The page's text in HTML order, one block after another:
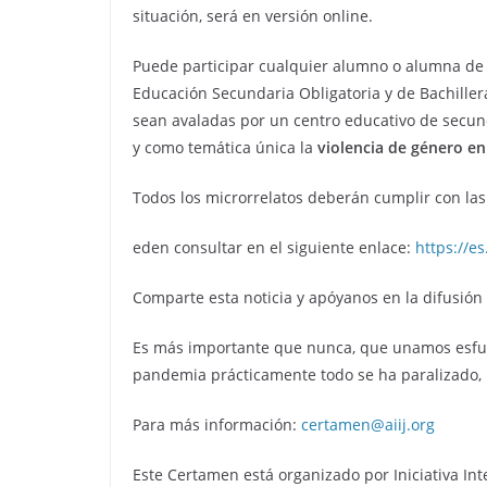
situación, será en versión online.
Puede participar cualquier alumno o alumna de
Educación Secundaria Obligatoria y de
sean avaladas por un centro educativo de
y como temática única la violencia de género
Todos los microrrelatos deberán cumplir con
eden consultar en el siguiente enlace: https://
Comparte esta noticia y apóyanos en la
Es más importante que nunca, que unamos
pandemia prácticamente todo se ha
Para más información: certamen@aiij.org
Este Certamen está organizado por Iniciativa